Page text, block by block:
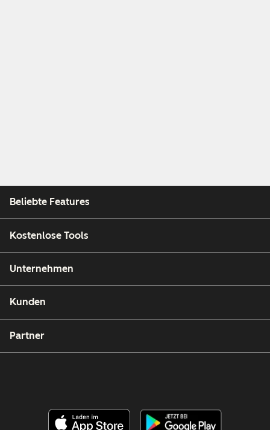
Beliebte Features
Kostenlose Tools
Unternehmen
Kunden
Partner